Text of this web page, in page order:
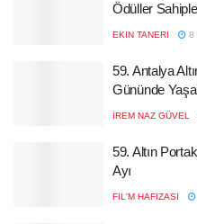
Ödüller
EKIN TANERI 8
59. Antalya
Gününde
İREM NAZ GÜVEL
59. Altın
Ayı
FIL'M HAFIZASI